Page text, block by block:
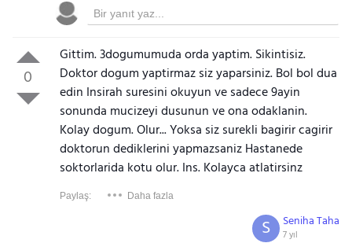
0
Gittim. 3dogumumuda orda yaptim. Sikintisiz.
Doktor dogum yaptirmaz siz yaparsiniz. Bol bol dua
edin Insirah suresini okuyun ve sadece 9ayin
sonunda mucizeyi dusunun ve ona odaklanin.
Kolay dogum. Olur... Yoksa siz surekli bagirir cagirir
doktorun dediklerini yapmazsaniz Hastanede
soktorlarida kotu olur. Ins. Kolayca atlatirsinz
Paylaş: Daha fazla
Seniha Taha
7 yıl
S